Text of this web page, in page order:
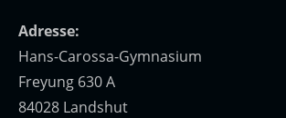
Adresse:
Hans-Carossa-Gymnasium
Freyung 630 A
84028 Landshut